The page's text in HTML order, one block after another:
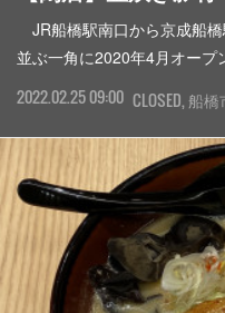
JR船橋駅南口から京成船
並ぶ一角に2020年4月オー
2022.02.25 09:00 CLOSED 船橋